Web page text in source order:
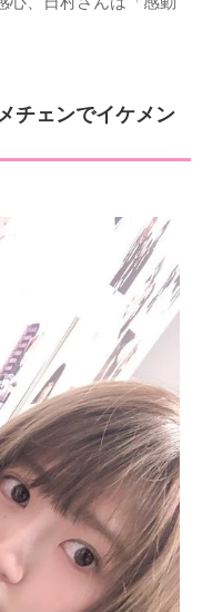
チェンでイケメン